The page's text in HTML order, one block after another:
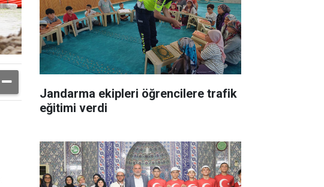
Jandarma ekipleri öğrencilere trafik
eğitimi verdi